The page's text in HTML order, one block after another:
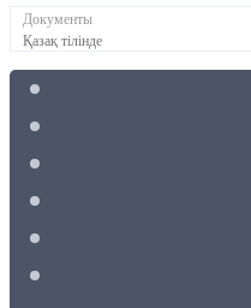
Документы
Қазақ тілінде